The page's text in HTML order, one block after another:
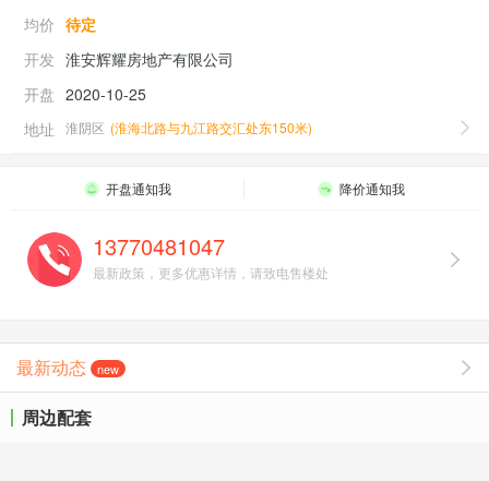
均价 待定
开发 淮安辉耀房地产有限公司
开盘 2020-10-25
地址
淮阴区 (淮海北路与九江路交汇处东150米)
开盘通知我 降价通知我
13770481047
最新政策，更多优惠详情，请致电售楼处
最新动态 new
周边配套